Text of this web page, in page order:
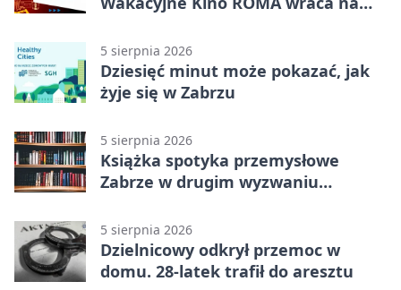
5 sierpnia 2026
Dziesięć minut może pokazać, jak
żyje się w Zabrzu
5 sierpnia 2026
Książka spotyka przemysłowe
Zabrze w drugim wyzwaniu
5 sierpnia 2026
Dzielnicowy odkrył przemoc w
domu. 28-latek trafił do aresztu